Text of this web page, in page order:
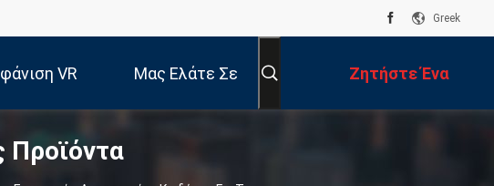
Greek
VR Μας Ελάτε Σε Ζητήστε Ένα
Απόσπασμα
Προϊόντα